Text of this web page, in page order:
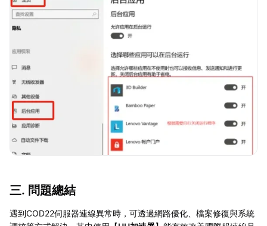
三. 問題總結
遇到COD22伺服器連線異常時，可透過網路優化、檔案修復與系統